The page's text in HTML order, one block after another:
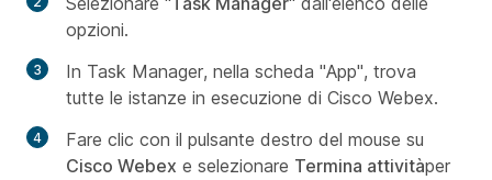
opzioni.
In Task Manager, nella scheda "App", trova
tutte le istanze in esecuzione di Cisco Webex.
Fare clic con il pulsante destro del mouse su
Cisco Webex e selezionare Termina attivitàper